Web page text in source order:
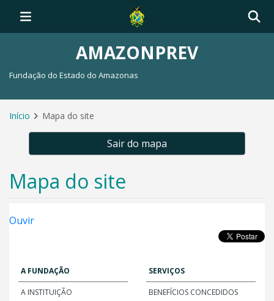
AMAZONPREV
Fundação do Estado do Amazonas
Início Mapa do site
Sair do mapa
Mapa do site
Ouvir
A FUNDAÇÃO
A INSTITUIÇÃO
SERVIÇOS
BENEFÍCIOS CONCEDIDOS